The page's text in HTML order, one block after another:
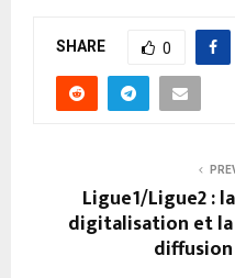
SHARE 0
Ligue1/Ligue2 :
digitalisation et